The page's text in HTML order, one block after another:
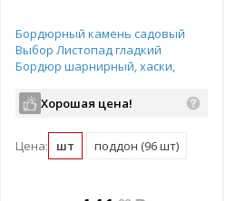
Бордюрный камень садовый
Выбор Листопад гладкий
Бордюр шарнирный, хаски,
мм Хорошая цена!
Цена: шт поддон (96 шт)